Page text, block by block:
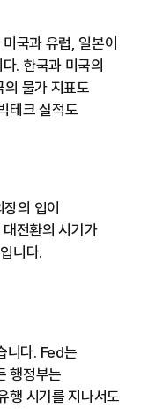
국과 유럽, 일본이
. 한국과 미국의
물가 지표도
테크 실적도
의 입이
전환의 시기가
니다.
니다. Fed는
행정부는
행 시기를 지나서도